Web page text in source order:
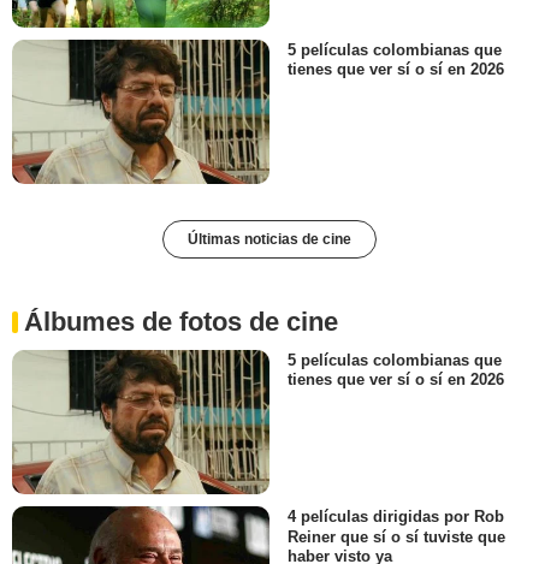
5 películas colombianas que
tienes que ver sí o sí en 2026
Últimas noticias de cine
Álbumes de fotos de cine
5 películas colombianas que
tienes que ver sí o sí en 2026
4 películas dirigidas por Rob
Reiner que sí o sí tuviste que
haber visto ya